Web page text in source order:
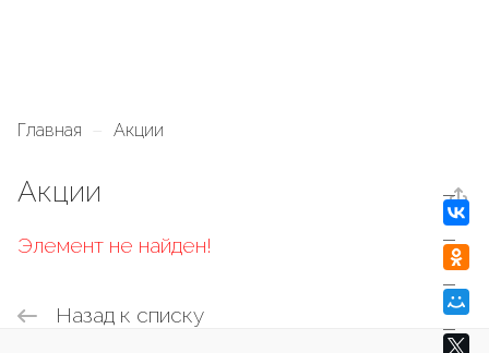
Главная Акции
Акции
Элемент не найден!
Назад к списку